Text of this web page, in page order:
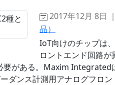
2017年12月 8日 ｜
品）
IoT向けのチップは
ロントエンド回路
要がある。Maxim Integrated
ダンス計測用アナログフロン